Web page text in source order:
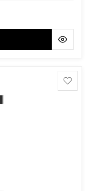
Мурманская